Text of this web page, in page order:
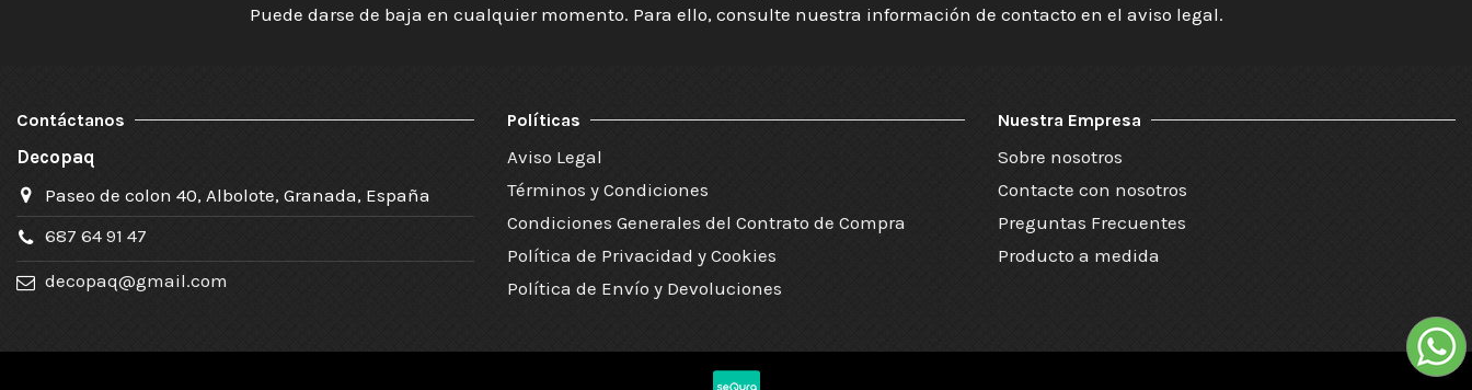
Puede darse de baja en cualquier momento. Para ello, consulte nuestra información de contacto en el aviso legal.
Contáctanos
Decopaq
Paseo de colon 40, Albolote, Granada, España
687 64 91 47
decopaq@gmail.com
Políticas
Aviso Legal
Términos y Condiciones
Condiciones Generales del Contrato de Compra
Política de Privacidad y Cookies
Política de Envío y Devoluciones
Nuestra Empresa
Sobre nosotros
Contacte con nosotros
Preguntas Frecuentes
Producto a medida